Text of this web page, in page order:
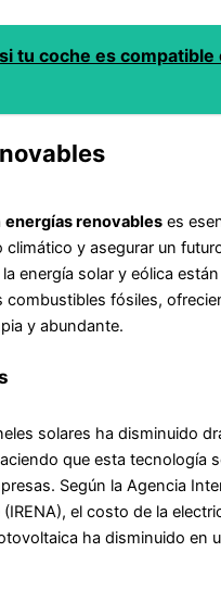
tu coche es compatible
energías renovables es
climático y asegurar un
energía solar y eólica
combustibles fósiles,
y abundante.
solares ha disminuido
que esta tecnología
Según la Agencia
el costo de la
ha disminuido en